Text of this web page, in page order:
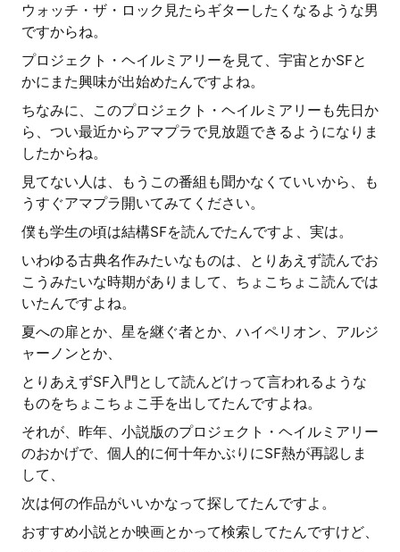
ウォッチ・ザ・ロック見たらギターしたくなるような男
ですからね。
プロジェクト・ヘイルミアリーを見て、宇宙とかSFと
かにまた興味が出始めたんですよね。
ちなみに、このプロジェクト・ヘイルミアリーも先日か
ら、つい最近からアマプラで見放題できるようになりま
したからね。
見てない人は、もうこの番組も聞かなくていいから、も
うすぐアマプラ開いてみてください。
僕も学生の頃は結構SFを読んでたんですよ、実は。
いわゆる古典名作みたいなものは、とりあえず読んでお
こうみたいな時期がありまして、ちょこちょこ読んでは
いたんですよね。
夏への扉とか、星を継ぐ者とか、ハイペリオン、アルジ
ャーノンとか、
とりあえずSF入門として読んどけって言われるような
ものをちょこちょこ手を出してたんですよね。
それが、昨年、小説版のプロジェクト・ヘイルミアリー
のおかげで、個人的に何十年かぶりにSF熱が再認しま
して、
次は何の作品がいいかなって探してたんですよ。
おすすめ小説とか映画とかって検索してたんですけど、